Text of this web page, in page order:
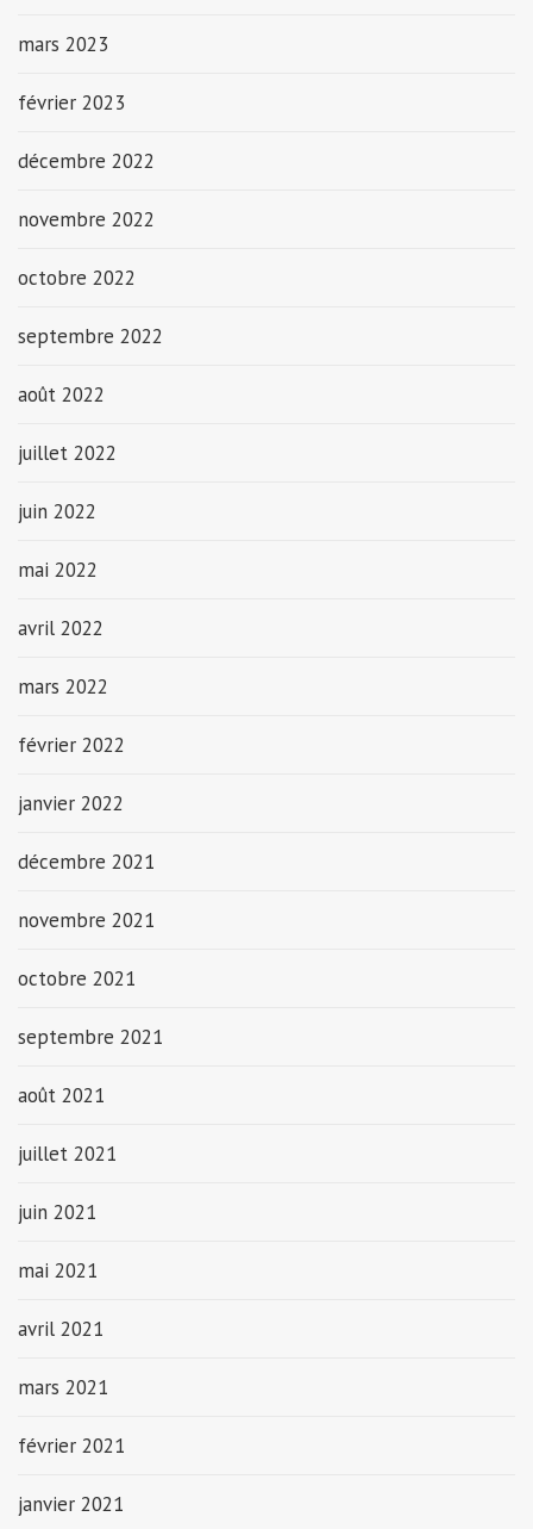
mars 2023
février 2023
décembre 2022
novembre 2022
octobre 2022
septembre 2022
août 2022
juillet 2022
juin 2022
mai 2022
avril 2022
mars 2022
février 2022
janvier 2022
décembre 2021
novembre 2021
octobre 2021
septembre 2021
août 2021
juillet 2021
juin 2021
mai 2021
avril 2021
mars 2021
février 2021
janvier 2021